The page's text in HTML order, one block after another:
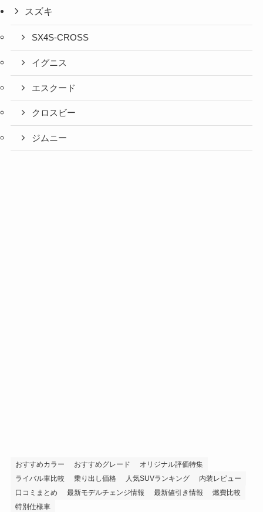
スズキ
SX4S-CROSS
イグニス
エスクード
クロスビー
ジムニー
おすすめカラー おすすめグレード
オリジナル評価特集
ライバル車比較
乗り出し価格 人気SUVランキング
内装レビュー
口コミまとめ
最新モデルチェンジ情報 最新値引き情報
燃費比較
特別仕様車